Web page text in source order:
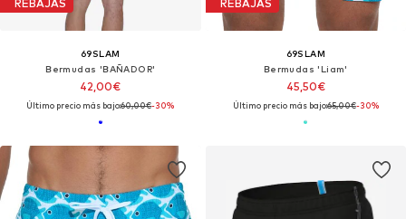
REBAJAS
69SLAM
Bermudas 'BAÑADOR'
42,00€
Último precio más bajo:60,00€-30%
REBAJAS
69SLAM
Bermudas 'Liam'
45,50€
Último precio más bajo:65,00€-30%